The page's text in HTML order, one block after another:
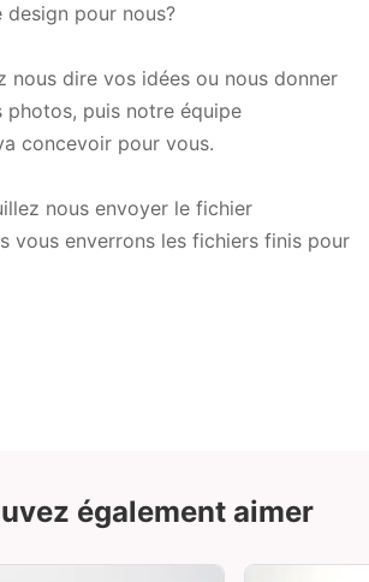
design pour nous?
nous dire vos idées ou nous donner
photos, puis notre équipe
concevoir pour vous.
nous envoyer le fichier
vous enverrons les fichiers finis pour
également aimer